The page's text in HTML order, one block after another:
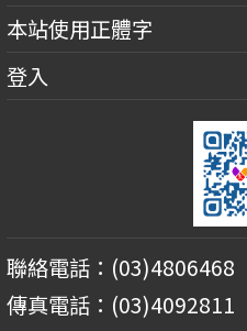
本站使用正體字
登入
聯絡電話：(03)4806468
傳真電話：(03)4092811